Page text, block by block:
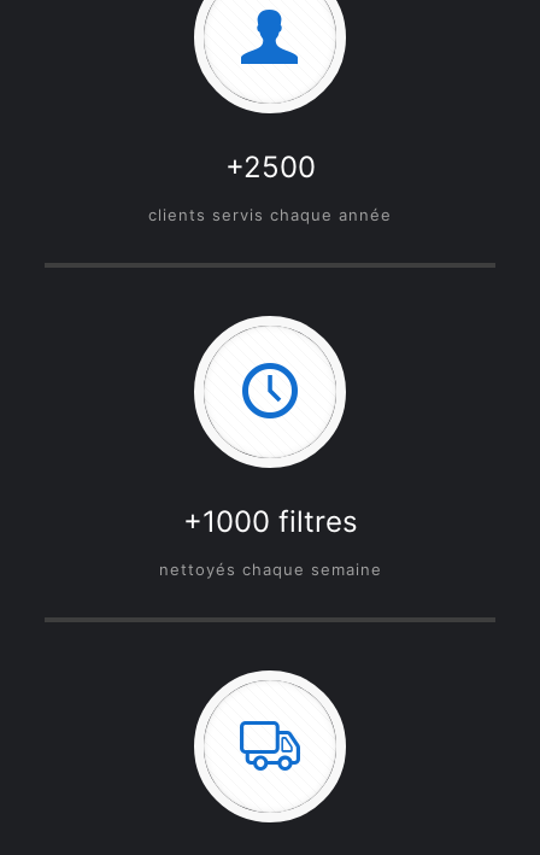
+2500
clients servis chaque année
+1000 filtres
nettoyés chaque semaine